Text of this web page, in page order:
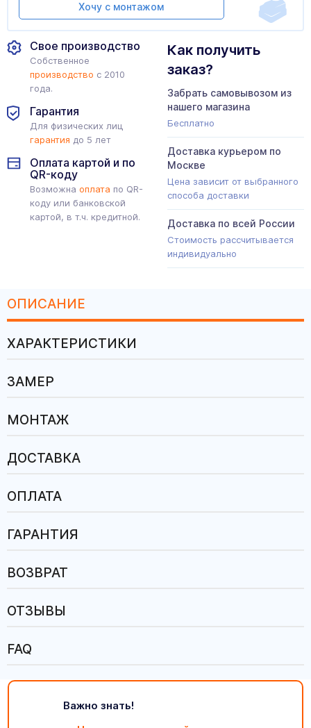
Свое производство
Собственное
производство с 2010
года.
Гарантия
Для физических лиц
гарантия до 5 лет
Оплата картой и по
QR-коду
Возможна оплата по QR-
коду или банковской
картой, в т.ч. кредитной.
Как получить
заказ?
Забрать самовывозом из
нашего магазина
Бесплатно
Доставка курьером по
Москве
Цена зависит от выбранного
способа доставки
Доставка по всей России
Стоимость рассчитывается
индивидуально
Хочу с монтажом
ОПИСАНИЕ
ХАРАКТЕРИСТИКИ
ЗАМЕР
МОНТАЖ
ДОСТАВКА
ОПЛАТА
ГАРАНТИЯ
ВОЗВРАТ
ОТЗЫВЫ
FAQ
Важно знать!